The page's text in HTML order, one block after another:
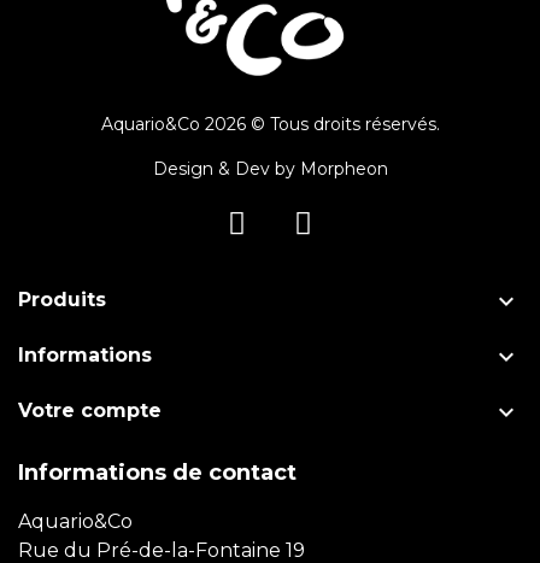
Aquario&Co 2026 © Tous droits réservés.
Design & Dev by Morpheon
Produits 
Informations 
Votre compte 
Informations de contact
Aquario&Co
Rue du Pré-de-la-Fontaine 19